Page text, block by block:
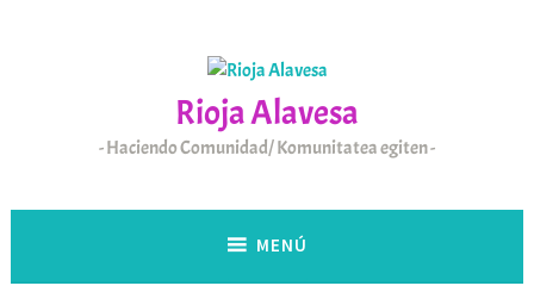
Rioja Alavesa
Haciendo Comunidad/ Komunitatea egiten
MENÚ